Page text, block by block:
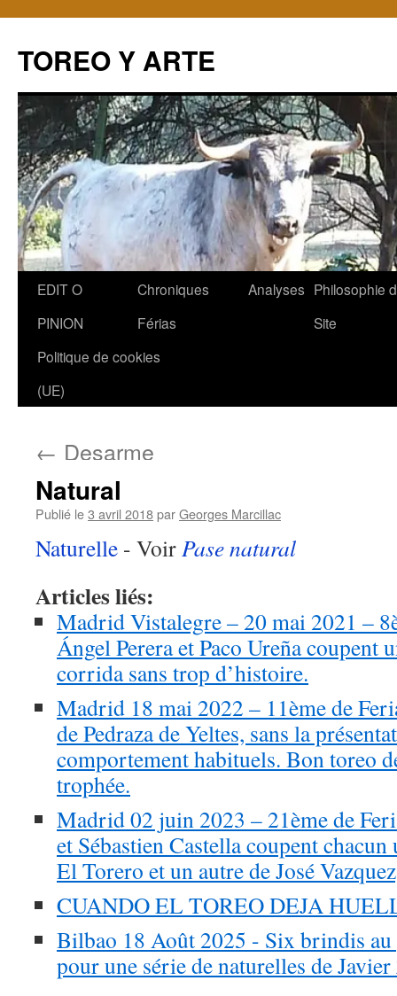
TOREO Y ARTE
Aller
contenu
EDIT O
PINION
Chroniques
Férias
Analyses Philosophie
Site
Politique de cookies
(UE)
← Desarme
Natural
Publié le3 avril 2018parGeorges Marcillac
Naturelle - VoirPase natural
Articles liés:
Madrid Vistalegre – 20 mai 2021 –
Ángel Perera et Paco Ureña coupent
corrida sans trop d’histoire.
Madrid 18 mai 2022 – 11ème de
de Pedraza de Yeltes, sans la
comportement habituels. Bon toreo
trophée.
Madrid 02 juin 2023 – 21ème de
et Sébastien Castella coupent
El Torero et un autre de José
CUANDO EL TOREO DEJA
Bilbao 18 Août 2025 - Six brindis
pour une série de naturelles de